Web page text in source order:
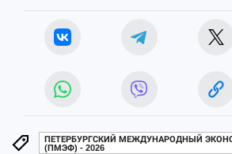
ПЕТЕРБУРГСКИЙ МЕЖДУНАРОДНЫЙ
(ПМЭФ) - 2026